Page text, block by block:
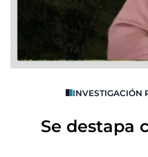
INVESTIGACIÓN
Se destapa